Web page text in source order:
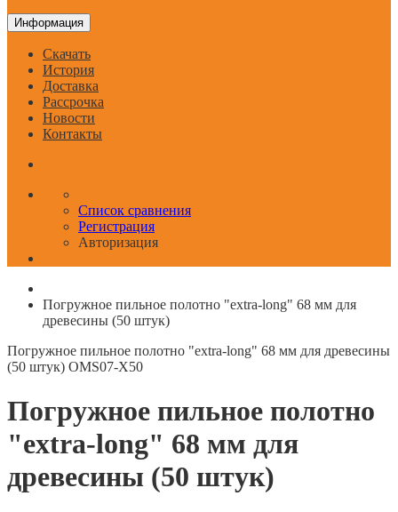
Информация
Скачать
История
Доставка
Рассрочка
Новости
Контакты
Список сравнения
Регистрация
Авторизация
Погружное пильное полотно "extra-long" 68 мм для
древесины (50 штук)
Погружное пильное полотно "extra-long" 68 мм для древесины
(50 штук) OMS07-X50
Погружное пильное полотно
"extra-long" 68 мм для
древесины (50 штук)